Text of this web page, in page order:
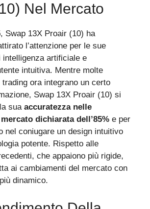
Nel Mercato
Swap 13X Proair (10) ha
l’attenzione per le sue
intelligenza artificiale e
intuitiva. Mentre molte
ora integrano un certo
Swap 13X Proair (10) si
sua accuratezza nelle
dichiarata dell’85% e per
nel coniugare un design intuitivo
potente. Rispetto alle
che appaiono più rigide,
ai cambiamenti del mercato con
dinamico.